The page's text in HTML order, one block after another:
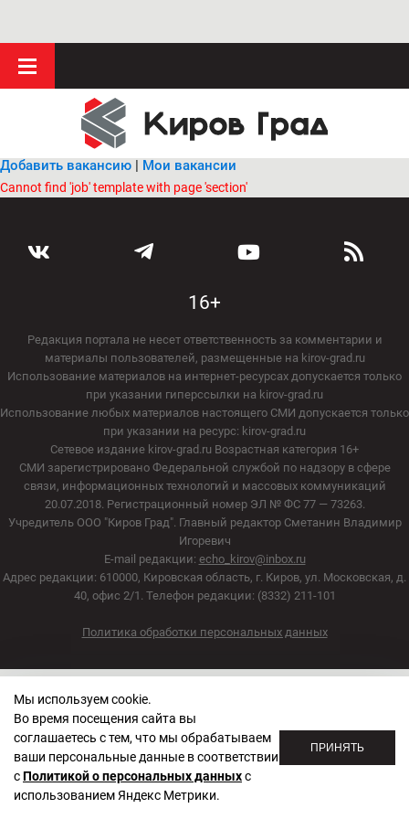
Добавить вакансию | Мои вакансии
Cannot find 'job' template with page 'section'
16+
Редакция портала не несет ответственность за комментарии и
материалы пользователей, размещенные на kirov-grad.ru
Использование материалов на интернет-ресурсах допускается только
при указании гиперссылки на kirov-grad.ru
Использование любых материалов настоящего СМИ допускается только
при указании на ресурс: kirov-grad.ru
Сетевое издание kirov-grad.ru Возрастная категория 16+
СМИ зарегистрировано Федеральной службой по надзору в сфере
связи, информационных технологий и массовых коммуникаций
20.07.2018. Регистрационный номер ЭЛ № ФС 77 — 73263.
Учредитель ООО "Киров Град". Главный редактор Сметанин Владимир
Игоревич
E-mail редакции: echo_kirov@inbox.ru
Адрес редакции: 610000, Кировская область, г. Киров, ул. Московская, д.
40, офис 2/1. Телефон редакции: (8332) 211-101
Политика обработки персональных данных
Мы используем cookie.
Во время посещения сайта вы
соглашаетесь с тем, что мы обрабатываем
ваши персональные данные в соответствии
сПолитикой о персональных данныхс
использованием Яндекс Метрики.
ПРИНЯТЬ